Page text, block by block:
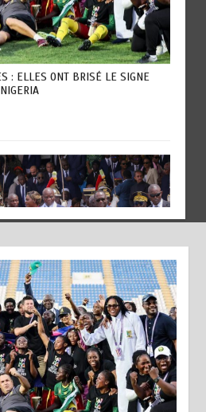
D’IVOIRE ENTRE DIPLOMATIE
AVEC LA DIASPORA